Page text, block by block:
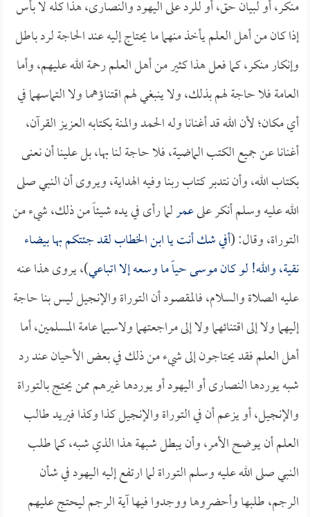
منكر، أو لبيان حق، أو للرد على اليهود والنصارى، هذا كله لا بأس
إذا كان من أهل العلم يأخذ منهما ما يحتاج إليه عند الحاجة لرد باطل
وإنكار منكر، كما فعل هذا كثير من أهل العلم رحمة الله عليهم، وأما
العامة فلا حاجة لهم بذلك، ولا ينبغي لهم اقتناؤهما ولا التماسهما في
أي مكان؛ لأن الله قد أغنانا وله الحمد والمنة بكتابه العزيز القرآن،
أغنانا عن جميع الكتب الماضية، فلا حاجة لنا بها، بل علينا أن نعنى
بكتاب الله، وأن نتدبر كتاب ربنا وفيه الهداية، ويروى أن النبي صلى
الله عليه وسلم أنكر علىعمرلما رأى في يده شيئاً من ذلك، شيء من
التوراة، وقال: (أفي شك أنت ياابن الخطابلقد جئتكم بها بيضاء
نقية، والله! لو كان موسى حياً ما وسعه إلا اتباعي)، يروى هذا عنه
عليه الصلاة والسلام، فالمقصود أن التوراة والإنجيل ليس بنا حاجة
إليهما ولا إلى اقتنائهما ولا إلى مراجعتهما ولاسيما عامة المسلمين، أما
أهل العلم فقد يحتاجون إلى شيء من ذلك في بعض الأحيان عند رد
شبه يوردها النصارى أو اليهود أو يوردها غيرهم ممن يحتج بالتوراة
والإنجيل، أو يزعم أن في التوراة والإنجيل كذا وكذا فيريد طالب
العلم أن يوضح الأمر، وأن يبطل شبهة هذا الذي شبه، كما طلب
النبي صلى الله عليه وسلم التوراة لما ارتفع إليه اليهود في شأن
الرجم، طلبها وأحضروها ووجدوا فيها آية الرجم ليحتج عليهم